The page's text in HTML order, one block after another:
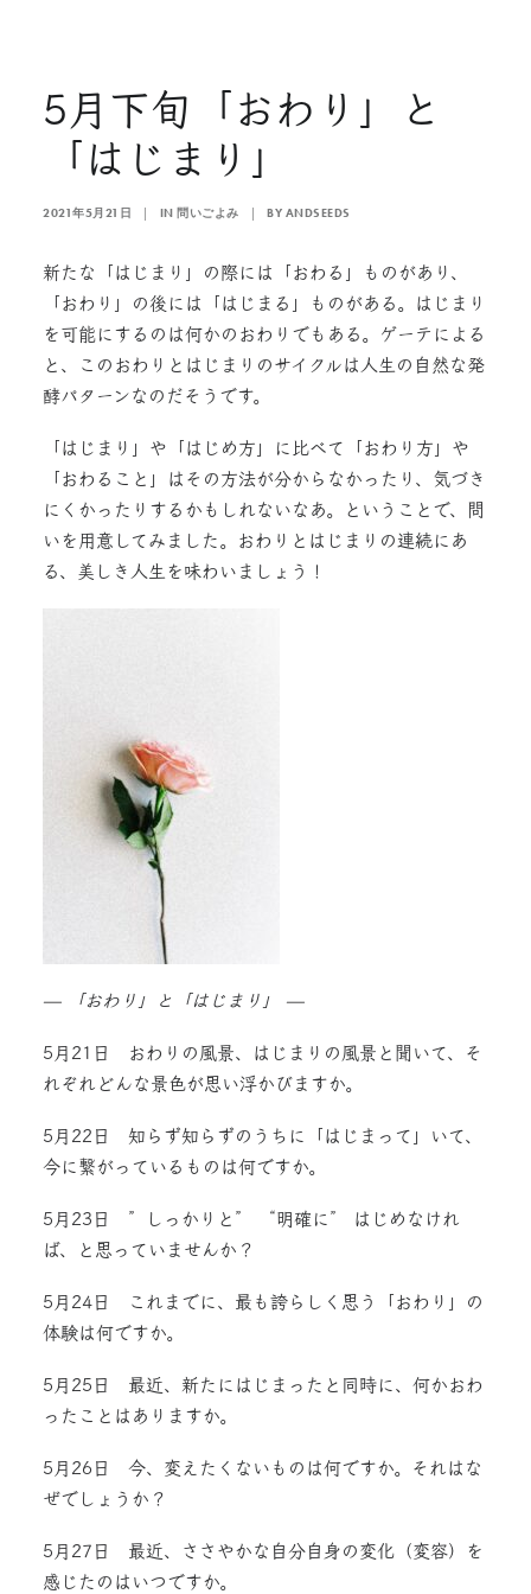
5月下旬「おわり」と
「はじまり」
2021年5月21日 | IN 問いごよみ | BY ANDSEEDS
新たな「はじまり」の際には「おわる」ものがあり、
「おわり」の後には「はじまる」ものがある。はじまり
を可能にするのは何かのおわりでもある。ゲーテによる
と、このおわりとはじまりのサイクルは人生の自然な発
酵パターンなのだそうです。
「はじまり」や「はじめ方」に比べて「おわり方」や
「おわること」はその方法が分からなかったり、気づき
にくかったりするかもしれないなあ。ということで、問
いを用意してみました。おわりとはじまりの連続にあ
る、美しき人生を味わいましょう！
— 「おわり」と「はじまり」 —
5月21日 おわりの風景、はじまりの風景と聞いて、そ
れぞれどんな景色が思い浮かびますか。
5月22日 知らず知らずのうちに「はじまって」いて、
今に繋がっているものは何ですか。
5月23日 ”しっかりと” “明確に” はじめなけれ
ば、と思っていませんか？
5月24日 これまでに、最も誇らしく思う「おわり」の
体験は何ですか。
5月25日 最近、新たにはじまったと同時に、何かおわ
ったことはありますか。
5月26日 今、変えたくないものは何ですか。それはな
ぜでしょうか？
5月27日 最近、ささやかな自分自身の変化（変容）を
感じたのはいつですか。